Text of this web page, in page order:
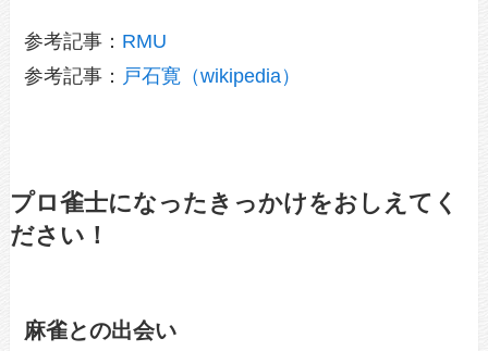
参考記事： RMU
参考記事： 戸石寛（wikipedia）
プロ雀士になったきっかけをおしえてく
ださい！
麻雀との出会い